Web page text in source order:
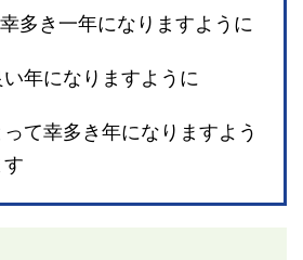
多き一年になりますように
年になりますように
て幸多き年になりますよう